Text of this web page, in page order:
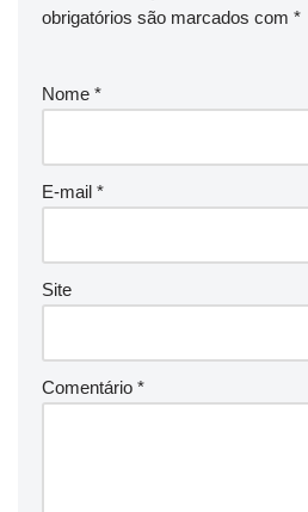
obrigatórios são marcados com *
Nome *
E-mail *
Site
Comentário *